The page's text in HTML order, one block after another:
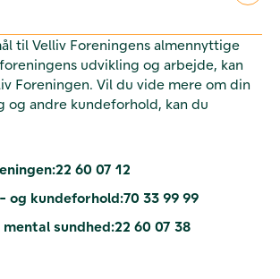
til Velliv Foreningens almennyttige
udvikling og arbejde, kan
Foreningen. Vil du vide mere om din
og andre kundeforhold, kan du
22 60 07 12
og kundeforhold:70 33 99 99
sundhed:22 60 07 38